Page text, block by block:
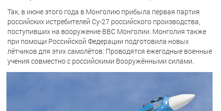
Так, в июне этого года в Монголию прибыла первая партия
российских истребителей Су-27 российского производства,
поступивших на вооружение ВВС Монголии. Монголия также
при помощи Российской Федерации подготовила новых
лётчиков для этих самолётов. Проводятся ежегодные военные
учения совместно с российскими Вооружёнными силами.